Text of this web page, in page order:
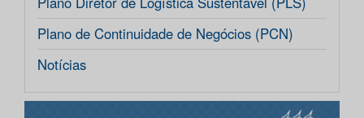
Plano de Continuidade de Negócios (PCN)
Notícias